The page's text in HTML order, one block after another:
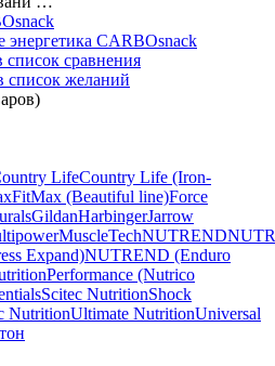
сравнения
список желаний
LifeCountry Life (Iron-
FitMax (Beautiful line)Force
GildanHarbingerJarrow
MuscleTechNUTREND
Expand)NUTREND (Enduro
Performance (Nutrico
Scitec NutritionShock
NutritionUltimate NutritionUniversal